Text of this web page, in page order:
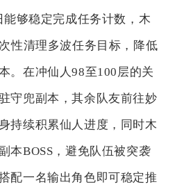
能够稳定完成任务计数，木
性清理多波任务目标，降低
。在冲仙人98至100层的关
守兜副本，其余队友前往妙
持续积累仙人进度，同时木
本BOSS，避免队伍被突袭
配一名输出角色即可稳定推